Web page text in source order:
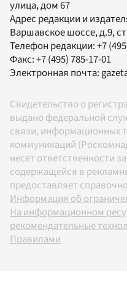
улица, дом 67
Адрес редакции и
Варшавское шоссе, д.9,
Телефон редакции:+7
Факс:+7 (495) 785-17-01
Электронная почта:
Свидетельство о
выдано федеральной
связи, информационных
коммуникаций
несет ответственности
содержащейся в
предоставляет
Информация об
На информационном
рекомендательные
Правилами